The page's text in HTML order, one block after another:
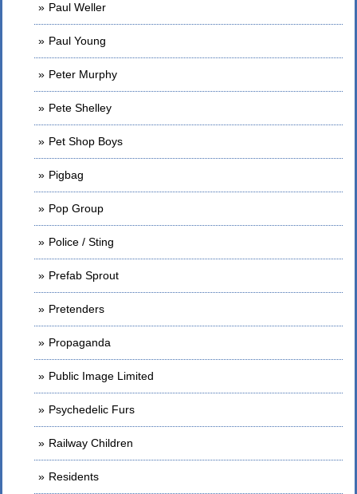
Paul Weller
Paul Young
Peter Murphy
Pete Shelley
Pet Shop Boys
Pigbag
Pop Group
Police / Sting
Prefab Sprout
Pretenders
Propaganda
Public Image Limited
Psychedelic Furs
Railway Children
Residents